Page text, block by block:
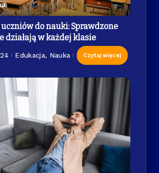
do nauki: Sprawdzone
działają w każdej klasie
Edukacja, Nauka Czytaj więcej